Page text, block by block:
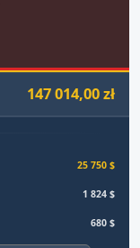
147 014,00 zł
25 750 $
1 824 $
680 $